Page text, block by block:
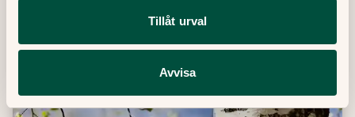
Tillåt urval
Avvisa
frågor om viktnedgång.
19 Maj, 2025・3min Läs mer